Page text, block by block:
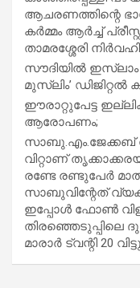
ആചരണത്തിന്റെ
കർമ്മം ആർച്ച്
താമരശ്ശേരി
സൗദിയില്‍ ഇസ്‌ലാം
മുസ്ലിം’
ഈരാറ്റുപേട്ട
ആരോപണം;
സാബു.എം.ജേക്കബ്
വിറ്റാണ്
രണ്ടേ രണ്ടുപേര്‍
സാബുവിന്റേത്
ഇപ്പോള്‍ ഫോണ്‍
തിരഞ്ഞെടുപ്പിലെ
മാരാര്‍ ട്വന്റി 20 വിട്ടു